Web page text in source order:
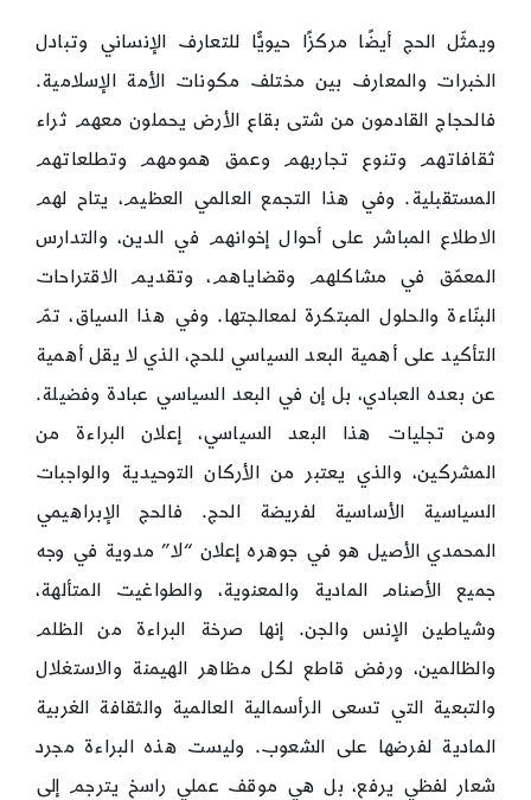
ويمثّل الحج أيضًا مركزًا حيويًّا للتعارف الإنساني وتبادل
الخبرات والمعارف بين مختلف مكونات الأمة الإسلامية.
فالحجاج القادمون من شتى بقاع الأرض يحملون معهم ثراء
ثقافاتهم وتنوع تجاربهم وعمق همومهم وتطلعاتهم
المستقبلية. وفي هذا التجمع العالمي العظيم، يتاح لهم
الاطلاع المباشر على أحوال إخوانهم في الدين، والتدارس
المعمّق في مشاكلهم وقضاياهم، وتقديم الاقتراحات
البنّاءة والحلول المبتكرة لمعالجتها. وفي هذا السياق، تمّ
التأكيد على أهمية البعد السياسي للحج، الذي لا يقل أهمية
عن بعده العبادي، بل إن في البعد السياسي عبادة وفضيلة.
ومن تجليات هذا البعد السياسي، إعلان البراءة من
المشركين، والذي يعتبر من الأركان التوحيدية والواجبات
السياسية الأساسية لفريضة الحج. فالحج الإبراهيمي
المحمدي الأصيل هو في جوهره إعلان “لا” مدوية في وجه
جميع الأصنام المادية والمعنوية، والطواغيت المتألهة،
وشياطين الإنس والجن. إنها صرخة البراءة من الظلم
والظالمين، ورفض قاطع لكل مظاهر الهيمنة والاستغلال
والتبعية التي تسعى الرأسمالية العالمية والثقافة الغربية
المادية لفرضها على الشعوب. وليست هذه البراءة مجرد
شعار لفظي يرفع، بل هي موقف عملي راسخ يترجم إلى